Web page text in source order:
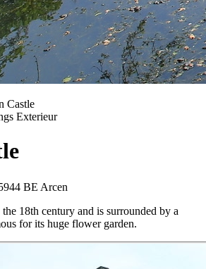
Castle
Exterieur
BE Arcen
18th century and is surrounded by a
for its huge flower garden.